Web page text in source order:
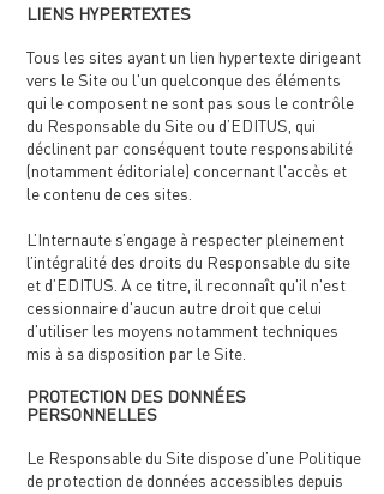
LIENS HYPERTEXTES
Tous les sites ayant un lien hypertexte dirigeant
vers le Site ou l'un quelconque des éléments
qui le composent ne sont pas sous le contrôle
du Responsable du Site ou d’EDITUS, qui
déclinent par conséquent toute responsabilité
(notamment éditoriale) concernant l'accès et
le contenu de ces sites.
L’Internaute s’engage à respecter pleinement
l’intégralité des droits du Responsable du site
et d’EDITUS. A ce titre, il reconnaît qu'il n'est
cessionnaire d'aucun autre droit que celui
d'utiliser les moyens notamment techniques
mis à sa disposition par le Site.
PROTECTION DES DONNÉES
PERSONNELLES
Le Responsable du Site dispose d’une Politique
de protection de données accessibles depuis